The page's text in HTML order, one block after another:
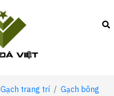
Gạch trang trí Gạch bông